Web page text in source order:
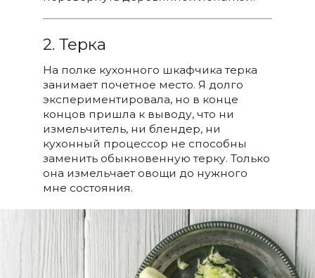
2. Терка
На полке кухонного шкафчика терка
занимает почетное место. Я долго
экспериментировала, но в конце
концов пришла к выводу, что ни
измельчитель, ни блендер, ни
кухонный процессор не способны
заменить обыкновенную терку. Только
она измельчает овощи до нужного
мне состояния.